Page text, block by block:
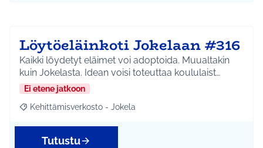
Löytöeläinkoti Jokelaan #316
Kaikki löydetyt eläimet voi adoptoida. Muualtakin
kuin Jokelasta. Idean voisi toteuttaa koululaist…
Ei etene jatkoon
Rajaa tulokset aihepiirin mukaan: Kehittämisverkosto - Jokela
Kehittämisverkosto - Jokela
Tutustu